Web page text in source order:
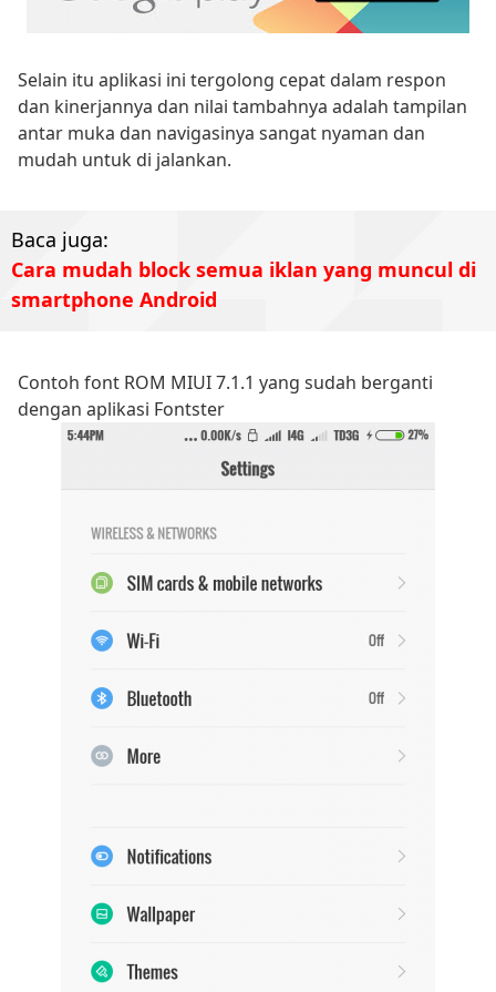
Selain itu aplikasi ini tergolong cepat dalam respon
dan kinerjannya dan nilai tambahnya adalah tampilan
antar muka dan navigasinya sangat nyaman dan
mudah untuk di jalankan.
Baca juga:
Cara mudah block semua iklan yang muncul di
smartphone Android
Contoh font ROM MIUI 7.1.1 yang sudah berganti
dengan aplikasi Fontster